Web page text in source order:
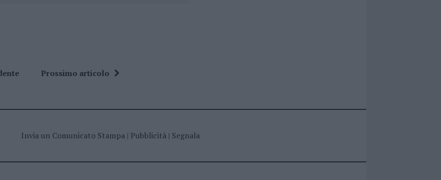
Prossimo articolo
Invia un Comunicato Stampa| Pubblicità| Segnala